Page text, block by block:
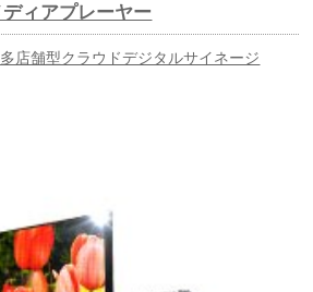
ディアプレーヤー
店舗型クラウドデジタルサイネージ